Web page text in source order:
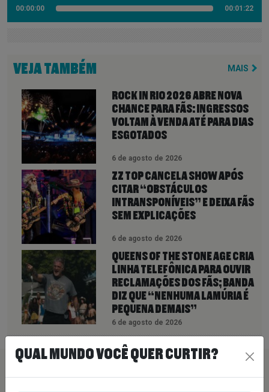
00:00:00 00:01:22
VEJA TAMBÉM MAIS
ROCK IN RIO 2026 ABRE NOVA
CHANCE PARA FÃS: INGRESSOS
VOLTAM À VENDA ATÉ PARA DIAS
ESGOTADOS
6 de agosto de 2026
ZZ TOP CANCELA SHOW APÓS
CITAR “OBSTÁCULOS
INTRANSPONÍVEIS” E DEIXA FÃS
SEM EXPLICAÇÕES
6 de agosto de 2026
QUEENS OF THE STONE AGE CRIA
LINHA TELEFÔNICA PARA OUVIR
RECLAMAÇÕES DOS FÃS; BANDA
DIZ QUE “NENHUMA LAMÚRIA É
PEQUENA DEMAIS”
6 de agosto de 2026
PEÇA SUA MÚSICA
QUAL MUNDO VOCÊ QUER CURTIR?